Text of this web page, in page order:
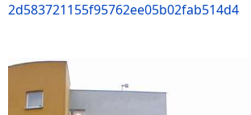
2d583721155f95762ee05b02fab514d4